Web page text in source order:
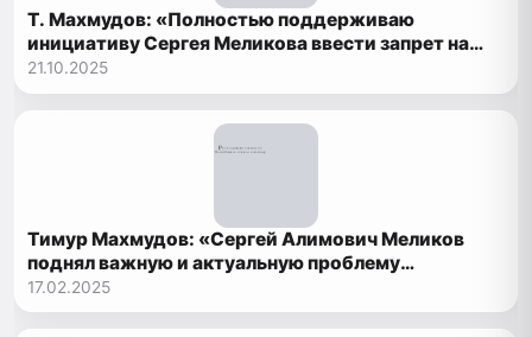
Т. Махмудов: «Полностью поддерживаю
инициативу Сергея Меликова ввести запрет на
продажу «вейпов» в Дагестане»
21.10.2025
Тимур Махмудов: «Сергей Алимович Меликов
поднял важную и актуальную проблему
сохранения зелёных насаждений…»
17.02.2025